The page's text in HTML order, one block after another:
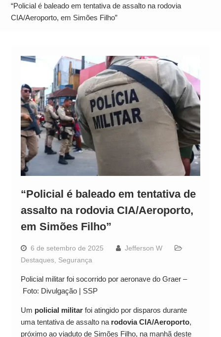
Alto
“Policial é baleado em tentativa de assalto na rodovia
CIA/Aeroporto, em Simões Filho”
“Policial é baleado em tentativa de
assalto na rodovia CIA/Aeroporto,
em Simões Filho”
6 de setembro de 2025
Jefferson W
Destaques, Segurança
Policial militar foi socorrido por aeronave do Graer –
Foto: Divulgação | SSP
Um policial militarfoi atingido por disparos durante
uma tentativa de assalto na rodovia CIA/Aeroporto,
próximo ao viaduto de Simões Filho, na manhã deste